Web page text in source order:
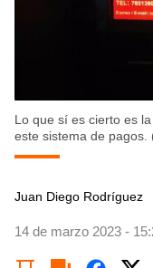
Lo que sí es cierto es
este sistema de pagos.
Juan Diego Rodríguez
14 de marzo 2023 -